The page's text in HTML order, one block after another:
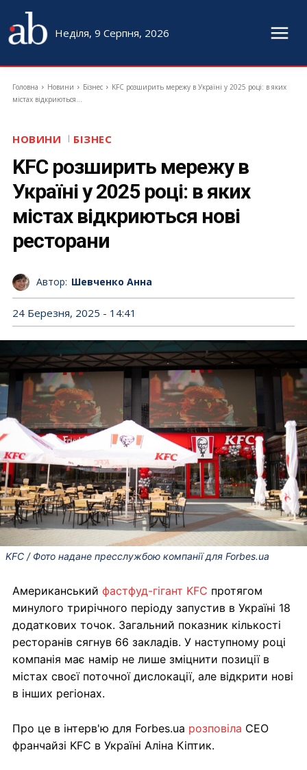
Неділя, 9 Серпня, 2026
Головна Новини Бізнес
KFC розширить мережу в Україні у 2025 році: в яких
містах відкриються...
НОВИНИ БІЗНЕС
KFC розширить мережу в
Україні у 2025 році: в яких
містах відкриються нові
ресторани
Автор: Шевченко Анна
24 Березня, 2025 - 14:41
KFC / Фото надане пресслужбою компанії для Forbes.ua
Американський фастфуд-гігант KFC протягом
минулого трирічного періоду запустив в Україні 18
додаткових точок. Загальний показник кількості
ресторанів сягнув 66 закладів. У наступному році
компанія має намір не лише зміцнити позиції в
містах своєї поточної дислокації, але відкрити нові
в інших регіонах.
Про це в інтерв'ю для Forbes.ua розповіла СЕО
франчайзі KFC в Україні Аліна Кіптик.